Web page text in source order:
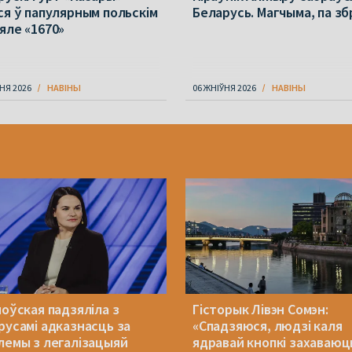
ў папулярным польскім
«1670»
2026 НАВІНЫ
Беларусь. Магчыма, па
06 ЖНІЎНЯ 2026 НАВІНЫ
падзяліла з
адказнасць за
з легалізацыяй
Гісторык Лівэн Сомэн:
«Спадзяюся, людзі каля
ядравай кнопкі